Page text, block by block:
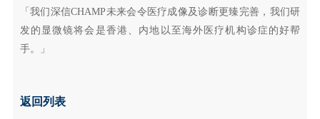
「我们深信CHAMP未来会令医疗成像及诊断更臻完善，我们研
发的显微镜将会是香港、内地以至海外医疗机构诊症的好帮
手。」
返回列表